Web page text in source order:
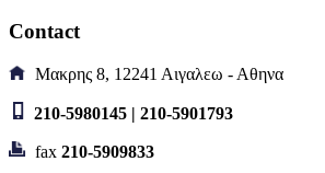
Contact
Μακρης 8, 12241 Αιγαλεω - Αθηνα
210-5980145 | 210-5901793
fax 210-5909833